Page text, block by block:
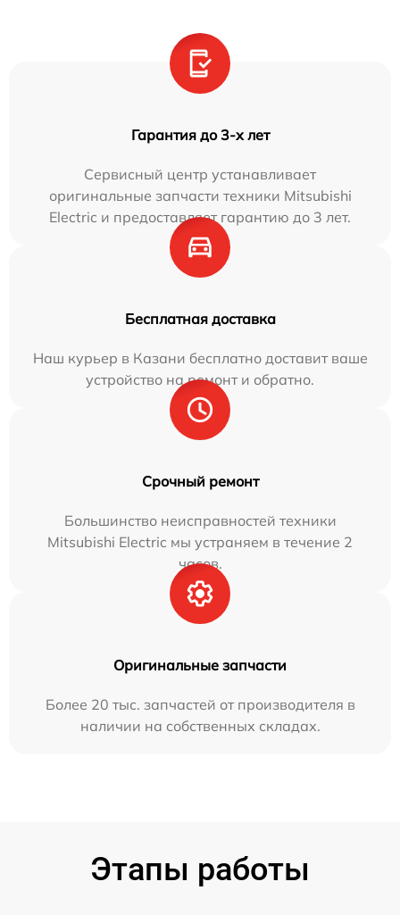
Гарантия до 3-х лет
Сервисный центр устанавливает
оригинальные запчасти техники Mitsubishi
Electric и предоставляет гарантию до 3 лет.
Бесплатная доставка
Наш курьер в Казани бесплатно доставит ваше
устройство на ремонт и обратно.
Срочный ремонт
Большинство неисправностей техники
Mitsubishi Electric мы устраняем в течение 2
часов.
Оригинальные запчасти
Более 20 тыс. запчастей от производителя в
наличии на собственных складах.
Этапы работы